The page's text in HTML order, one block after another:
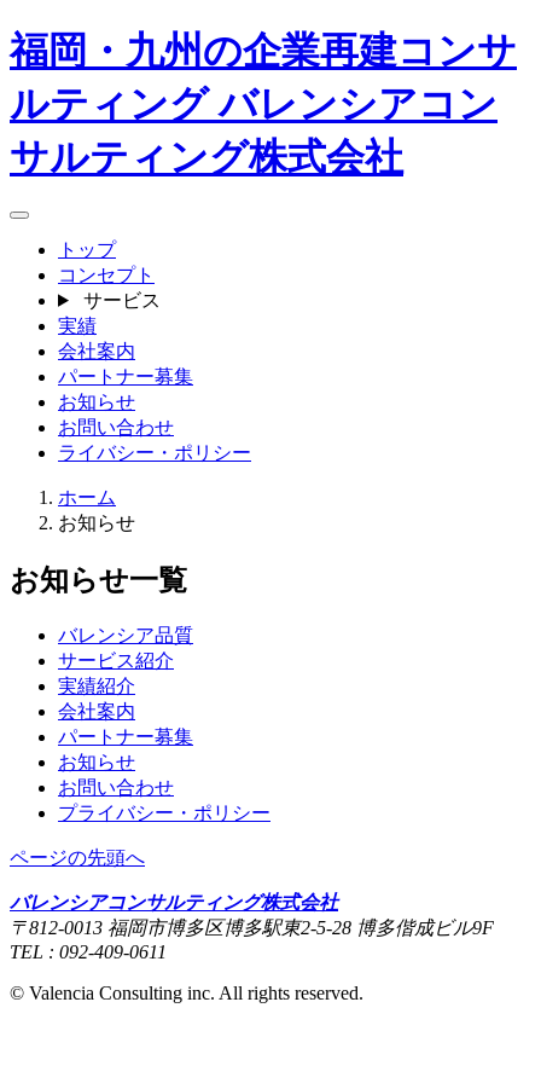
福岡・九州の企業再建コンサ
ルティング バレンシアコン
サルティング株式会社
トップ
コンセプト
サービス
実績
会社案内
パートナー募集
お知らせ
お問い合わせ
ライバシー・ポリシー
ホーム
お知らせ
お知らせ一覧
バレンシア品質
サービス紹介
実績紹介
会社案内
パートナー募集
お知らせ
お問い合わせ
プライバシー・ポリシー
ページの先頭へ
バレンシアコンサルティング株式会社
〒812-0013 福岡市博多区博多駅東2-5-28 博多偕成ビル9F
TEL : 092-409-0611
© Valencia Consulting inc. All rights reserved.